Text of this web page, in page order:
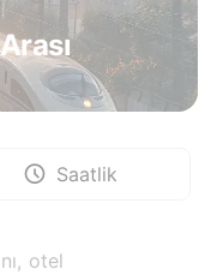
Saatlik
otel